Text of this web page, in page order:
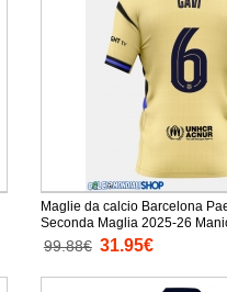
Maglie da calcio Barcelona
Seconda Maglia 2025-26
99.88€ 31.95€